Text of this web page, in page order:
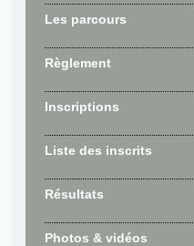
Les parcours
Règlement
Inscriptions
Liste des inscrits
Résultats
Photos & vidéos